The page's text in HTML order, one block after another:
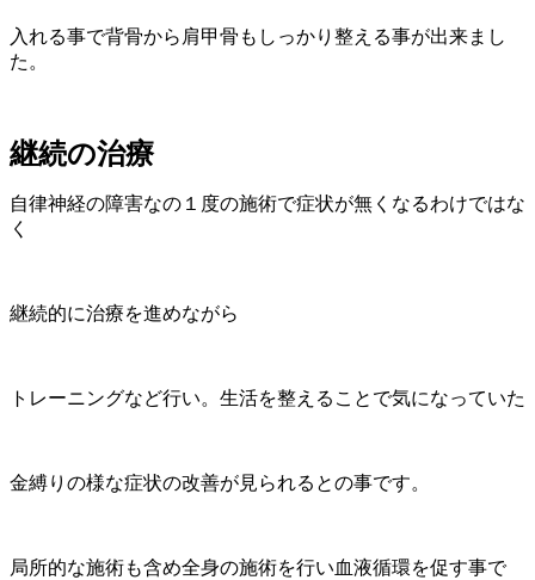
入れる事で背骨から肩甲骨もしっかり整える事が出来まし
た。
継続の治療
自律神経の障害なの１度の施術で症状が無くなるわけではな
く
継続的に治療を進めながら
トレーニングなど行い。生活を整えることで気になっていた
金縛りの様な症状の改善が見られるとの事です。
局所的な施術も含め全身の施術を行い血液循環を促す事で